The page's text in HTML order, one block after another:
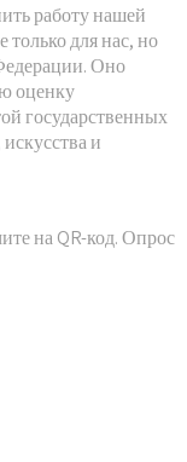
работу нашей
для нас, но
Оно
оценку
государственных
и
на QR-код. Опрос